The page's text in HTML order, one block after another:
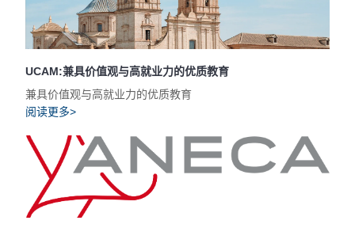
UCAM:兼具价值观与高就业力的优质教育
兼具价值观与高就业力的优质教育
阅读更多>